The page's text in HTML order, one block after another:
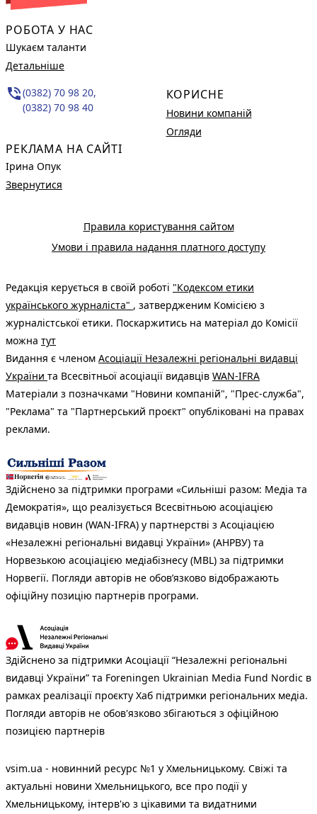
РОБОТА У НАС
Шукаєм таланти
Детальніше
phone_in_talk(0382) 70 98 20,
(0382) 70 98 40
РЕКЛАМА НА САЙТІ
Ірина Опук
Звернутися
КОРИСНЕ
Новини компаній
Огляди
Правила користування сайтом
Умови і правила надання платного доступу
Редакція керується в своїй роботі "Кодексом етики
українського журналіста" , затвердженим Комісією з
журналістської етики. Поскаржитись на матеріал до Комісії
можна тут
Видання є членом Асоціації Незалежні регіональні видавці
України та Всесвітньої асоціації видавців WAN-IFRA
Матеріали з позначками "Новини компаній", "Прес-служба",
"Реклама" та "Партнерський проєкт" опубліковані на правах
реклами.
Здійснено за підтримки програми «Сильніші разом: Медіа та
Демократія», що реалізується Всесвітньою асоціацією
видавців новин (WAN-IFRA) у партнерстві з Асоціацією
«Незалежні регіональні видавці України» (АНРВУ) та
Норвезькою асоціацією медіабізнесу (MBL) за підтримки
Норвегії. Погляди авторів не обов’язково відображають
офіційну позицію партнерів програми.
Здійснено за підтримки Асоціації “Незалежні регіональні
видавці України” та Foreningen Ukrainian Media Fund Nordic в
рамках реалізації проєкту Хаб підтримки регіональних медіа.
Погляди авторів не обов'язково збігаються з офіційною
позицією партнерів
vsim.ua - новинний ресурс №1 у Хмельницькому. Свіжі та
актуальні новини Хмельницького, все про події у
Хмельницькому, інтерв'ю з цікавими та видатними